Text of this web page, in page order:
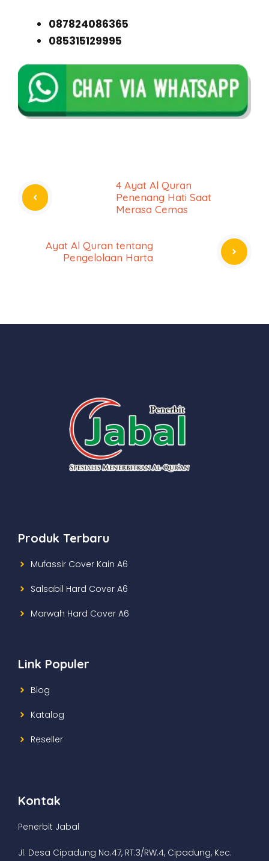
087824086365
085315129995
4 Ayat Al Quran
Penenang Hati Saat
Merasa Cemas
Ayat Al Quran tentang
Pengelolaan Harta
Produk Terbaru
Mufassir Cover Kain A6
Salsabil Hard Cover A6
Marwah Hard Cover A6
Link Populer
Blog
Katalog
Reseller
Kontak
Penerbit Jabal
Jl. Desa Cipadung No.47, RT.3/RW.4, Cipadung, Kec.